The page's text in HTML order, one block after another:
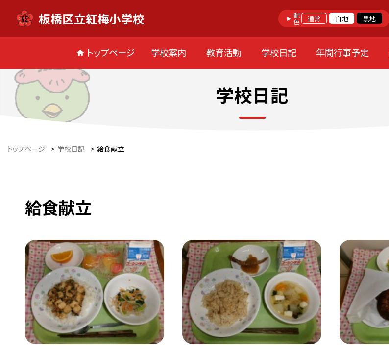
板橋区立紅梅小学校 配色 通常 白地 黒地
トップページ 学校案内 教育活動 学校日記 年間行事予定
学校日記
トップページ > 学校日記 > 給食献立
給食献立